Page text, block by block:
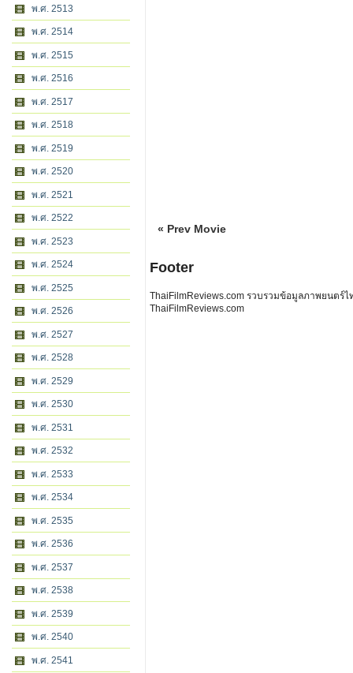
พ.ศ. 2513
พ.ศ. 2514
พ.ศ. 2515
พ.ศ. 2516
พ.ศ. 2517
พ.ศ. 2518
พ.ศ. 2519
พ.ศ. 2520
พ.ศ. 2521
พ.ศ. 2522
พ.ศ. 2523
พ.ศ. 2524
พ.ศ. 2525
พ.ศ. 2526
พ.ศ. 2527
พ.ศ. 2528
พ.ศ. 2529
พ.ศ. 2530
พ.ศ. 2531
พ.ศ. 2532
พ.ศ. 2533
พ.ศ. 2534
พ.ศ. 2535
พ.ศ. 2536
พ.ศ. 2537
พ.ศ. 2538
พ.ศ. 2539
พ.ศ. 2540
พ.ศ. 2541
« Prev Movie
Footer
ThaiFilmReviews.com รวบรวมข้อมูลภาพยนตร์
ThaiFilmReviews.com